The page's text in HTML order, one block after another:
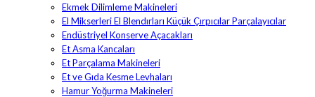
Ekmek Dilimleme Makineleri
El Mikserleri El Blendırları Küçük Çırpıcılar Parçalayıcılar
Endüstriyel Konserve Açacakları
Et Asma Kancaları
Et Parçalama Makineleri
Et ve Gıda Kesme Levhaları
Hamur Yoğurma Makineleri